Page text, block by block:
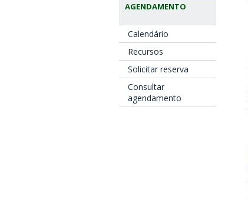
AGENDAMENTO
Calendário
Recursos
Solicitar reserva
Consultar
agendamento